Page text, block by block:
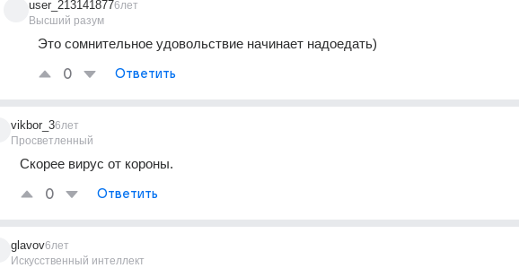
user_213141877
Высший разум
6лет
Это сомнительное удовольствие начинает надоедать)
0 Ответить
vikbor_3
Просветленный
6лет
Скорее вирус от короны.
0 Ответить
glavov
Искусственный интеллект
6лет